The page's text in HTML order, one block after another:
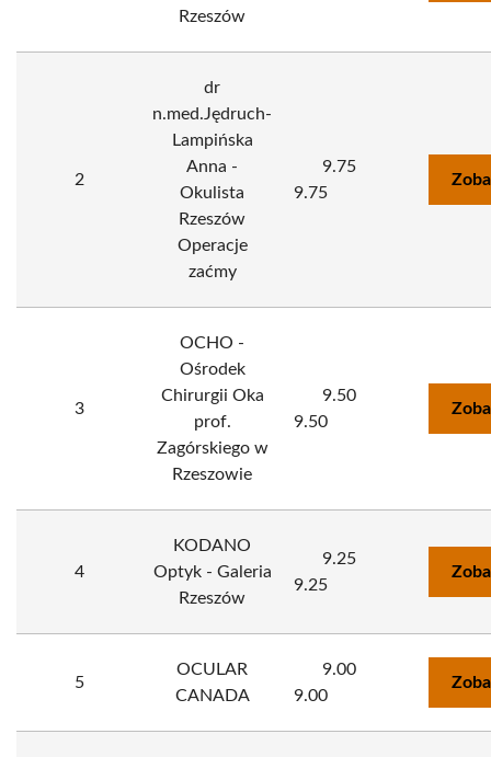
Rzeszów
2
dr
n.med.Jędruch-
Lampińska
Anna -
Okulista
Rzeszów
Operacje
zaćmy
9.75
9.75
3
OCHO -
Ośrodek
Chirurgii Oka
prof.
Zagórskiego w
Rzeszowie
9.50
9.50
4
KODANO
Optyk - Galeria
Rzeszów
9.25
9.25
5
OCULAR
CANADA
9.00
9.00